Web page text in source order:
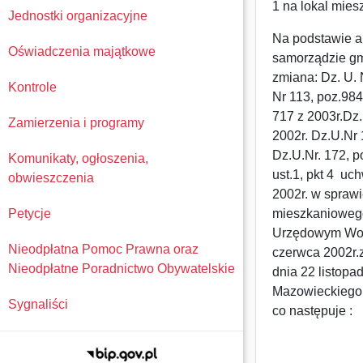
Jednostki organizacyjne
Oświadczenia majątkowe
Kontrole
Zamierzenia i programy
Komunikaty, ogłoszenia,
obwieszczenia
Petycje
Nieodpłatna Pomoc Prawna oraz
Nieodpłatne Poradnictwo Obywatelskie
Sygnaliści
1 na lokal
Na podstawie
samorządzie
zmiana: Dz. U.
Nr 113,
717 z
2002r. Dz.U.Nr
Dz.U.Nr. 172,
ust.1, pkt 4
2002r. w
Urzędowym
czerwca
dnia 22
co następuje :